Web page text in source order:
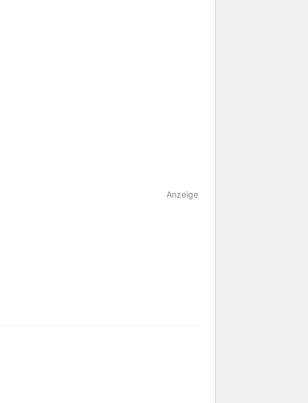
Anzeige